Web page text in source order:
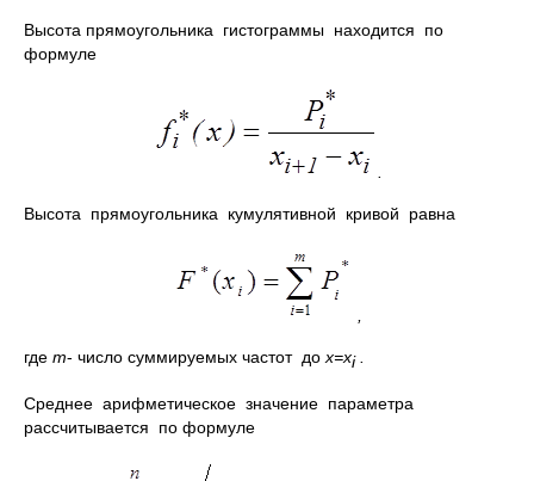
Высота прямоугольника гистограммы находится по
формуле
Высота прямоугольника кумулятивной кривой равна
где m- число суммируемых частот до x=xi
Среднее арифметическое значение параметра
рассчитывается по формуле